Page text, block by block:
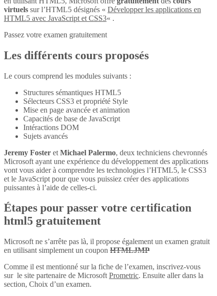
virtuels sur l’HTML5 désignés « Développer les applications en
HTML5 avec JavaScript et CSS3« .
Passez votre examen gratuitement
Les différents cours proposés
Le cours comprend les modules suivants :
Structures sémantiques HTML5
Sélecteurs CSS3 et propriété Style
Mise en page avancée et animation
Capacités de base de JavaScript
Intéractions DOM
Sujets avancés
Jeremy Foster et Michael Palermo, deux techniciens chevronnés
Microsoft ayant une expérience du développement des applications
vont vous aider à comprendre les technologies l’HTML5, le CSS3
et le JavaScript pour que vous puissiez créer des applications
puissantes à l’aide de celles-ci.
Étapes pour passer votre certification
html5 gratuitement
Microsoft ne s’arrête pas là, il propose également un examen gratuit
en utilisant simplement un coupon HTMLJMP
Comme il est mentionné sur la fiche de l’examen, inscrivez-vous
sur le site partenaire de Microsoft Prometric. Ensuite aller dans la
section, Choix d’un examen.